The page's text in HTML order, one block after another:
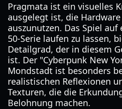
Pragmata ist ein visuelles
ausgelegt ist, die
auszunutzen. Das Spiel auf
50-Serie laufen zu lassen,
Detailgrad, der in diesem
ist. Der "Cyberpunk New
Mondstadt ist besonders
realistischen Reflexionen
Texturen, die die
Belohnung machen.